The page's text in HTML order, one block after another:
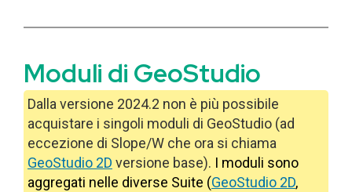
Moduli di GeoStudio
Dalla versione 2024.2 non è più possibile
acquistare i singoli moduli di GeoStudio (ad
eccezione di Slope/W che ora si chiama
GeoStudio 2D versione base). I moduli sono
aggregati nelle diverse Suite (GeoStudio 2D,